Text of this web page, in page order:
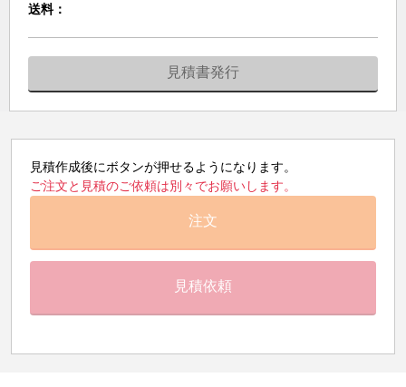
送料：
見積書発行
見積作成後にボタンが押せるようになります。
ご注文と見積のご依頼は別々でお願いします。
注文
見積依頼